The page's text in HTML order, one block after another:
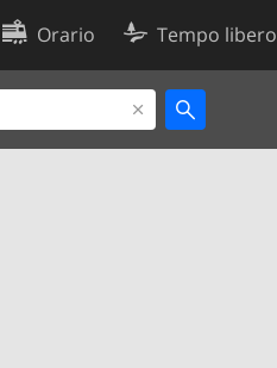
Orario Tempo libero
Politica sui cookie
Preferenze cookie